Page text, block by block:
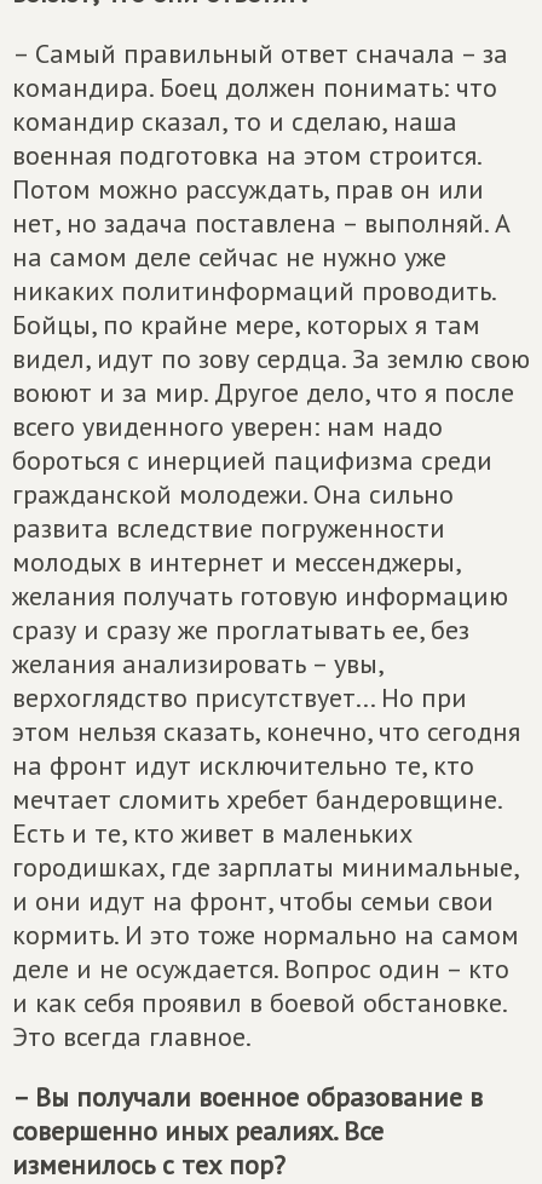
– Самый правильный ответ сначала – за
командира. Боец должен понимать: что
командир сказал, то и сделаю, наша
военная подготовка на этом строится.
Потом можно рассуждать, прав он или
нет, но задача поставлена – выполняй. А
на самом деле сейчас не нужно уже
никаких политинформаций проводить.
Бойцы, по крайне мере, которых я там
видел, идут по зову сердца. За землю свою
воюют и за мир. Другое дело, что я после
всего увиденного уверен: нам надо
бороться с инерцией пацифизма среди
гражданской молодежи. Она сильно
развита вследствие погруженности
молодых в интернет и мессенджеры,
желания получать готовую информацию
сразу и сразу же проглатывать ее, без
желания анализировать – увы,
верхоглядство присутствует... Но при
этом нельзя сказать, конечно, что сегодня
на фронт идут исключительно те, кто
мечтает сломить хребет бандеровщине.
Есть и те, кто живет в маленьких
городишках, где зарплаты минимальные,
и они идут на фронт, чтобы семьи свои
кормить. И это тоже нормально на самом
деле и не осуждается. Вопрос один – кто
и как себя проявил в боевой обстановке.
Это всегда главное.
– Вы получали военное образование в
совершенно иных реалиях. Все
изменилось с тех пор?